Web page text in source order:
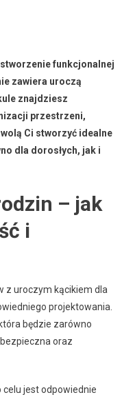
funkcjonalnej
zawiera uroczą
znajdziesz
przestrzeni,
Ci stworzyć idealne
dla dorosłych, jak i
– jak
i
z uroczym kącikiem dla
projektowania.
będzie zarówno
oraz
jest odpowiednie